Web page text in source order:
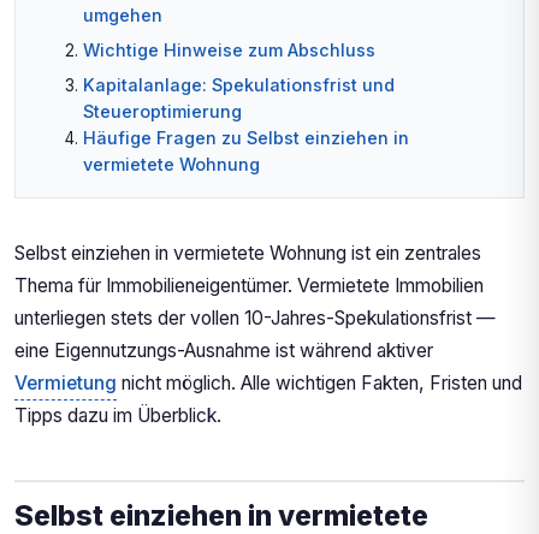
umgehen
Wichtige Hinweise zum Abschluss
Kapitalanlage: Spekulationsfrist und
Steueroptimierung
Häufige Fragen zu Selbst einziehen in
vermietete Wohnung
Selbst einziehen in vermietete Wohnung ist ein zentrales
Thema für Immobilieneigentümer. Vermietete Immobilien
unterliegen stets der vollen 10-Jahres-Spekulationsfrist —
eine Eigennutzungs-Ausnahme ist während aktiver
Vermietung nicht möglich. Alle wichtigen Fakten, Fristen und
Tipps dazu im Überblick.
Selbst einziehen in vermietete